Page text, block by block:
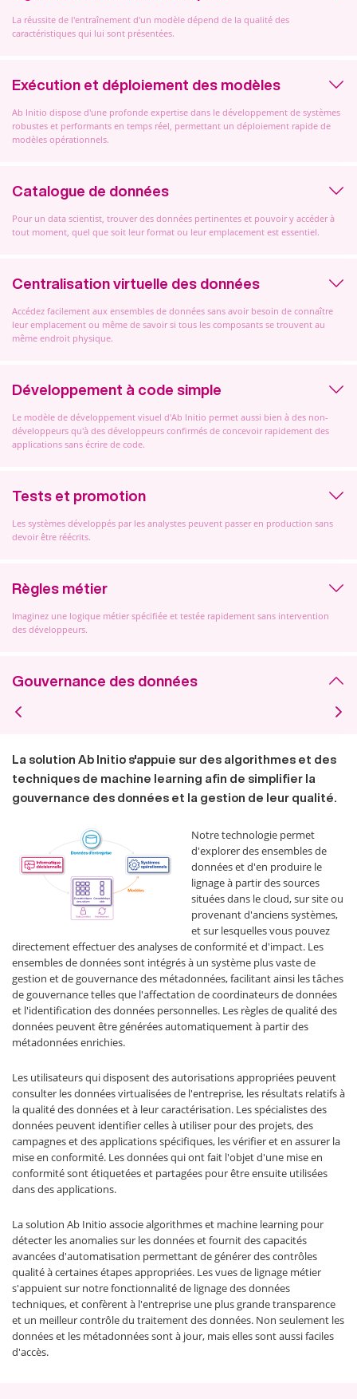
La réussite de l'entraînement d'un modèle dépend de la qualité des
caractéristiques qui lui sont présentées.
Exécution et déploiement des modèles
Ab Initio dispose d'une profonde expertise dans le développement de systèmes
robustes et performants en temps réel, permettant un déploiement rapide de
modèles opérationnels.
Catalogue de données
Pour un data scientist, trouver des données pertinentes et pouvoir y accéder à
tout moment, quel que soit leur format ou leur emplacement est essentiel.
Centralisation virtuelle des données
Accédez facilement aux ensembles de données sans avoir besoin de connaître
leur emplacement ou même de savoir si tous les composants se trouvent au
même endroit physique.
Développement à code simple
Le modèle de développement visuel d'Ab Initio permet aussi bien à des non-
développeurs qu'à des développeurs confirmés de concevoir rapidement des
applications sans écrire de code.
Tests et promotion
Les systèmes développés par les analystes peuvent passer en production sans
devoir être réécrits.
Règles métier
Imaginez une logique métier spécifiée et testée rapidement sans intervention
des développeurs.
Gouvernance des données
La solution Ab Initio s'appuie sur des algorithmes et des
techniques de machine learning afin de simplifier la
gouvernance des données et la gestion de leur qualité.
Notre technologie permet
d'explorer des ensembles de
données et d'en produire le
lignage à partir des sources
situées dans le cloud, sur site ou
provenant d'anciens systèmes,
et sur lesquelles vous pouvez
directement effectuer des analyses de conformité et d'impact. Les
ensembles de données sont intégrés à un système plus vaste de
gestion et de gouvernance des métadonnées, facilitant ainsi les tâches
de gouvernance telles que l'affectation de coordinateurs de données
et l'identification des données personnelles. Les règles de qualité des
données peuvent être générées automatiquement à partir des
métadonnées enrichies.
Les utilisateurs qui disposent des autorisations appropriées peuvent
consulter les données virtualisées de l'entreprise, les résultats relatifs à
la qualité des données et à leur caractérisation. Les spécialistes des
données peuvent identifier celles à utiliser pour des projets, des
campagnes et des applications spécifiques, les vérifier et en assurer la
mise en conformité. Les données qui ont fait l'objet d'une mise en
conformité sont étiquetées et partagées pour être ensuite utilisées
dans des applications.
La solution Ab Initio associe algorithmes et machine learning pour
détecter les anomalies sur les données et fournit des capacités
avancées d'automatisation permettant de générer des contrôles
qualité à certaines étapes appropriées. Les vues de lignage métier
s'appuient sur notre fonctionnalité de lignage des données
techniques, et confèrent à l'entreprise une plus grande transparence
et un meilleur contrôle du traitement des données. Non seulement les
données et les métadonnées sont à jour, mais elles sont aussi faciles
d'accès.